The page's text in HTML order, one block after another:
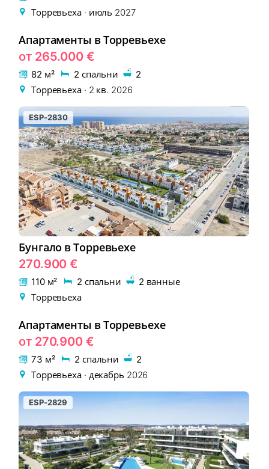
Торревьеха · июль 2027
EON-256-3 НОВОСТРОЙКА
Апартаменты в Торревьехе
от 265.000 €
82 м² 2 спальни
2
Торревьеха · 2 кв. 2026
ESP-2830
Бунгало в Торревьехе
270.900 €
110 м² 2 спальни
2 ванные
Торревьеха
EON-206-1 НОВОСТРОЙКА
Апартаменты в Торревьехе
от 270.900 €
73 м² 2 спальни
2
Торревьеха · декабрь 2026
ESP-2829